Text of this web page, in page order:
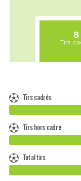
8
Tirs
Tirs cadrés
Tirs hors cadre
Total tirs